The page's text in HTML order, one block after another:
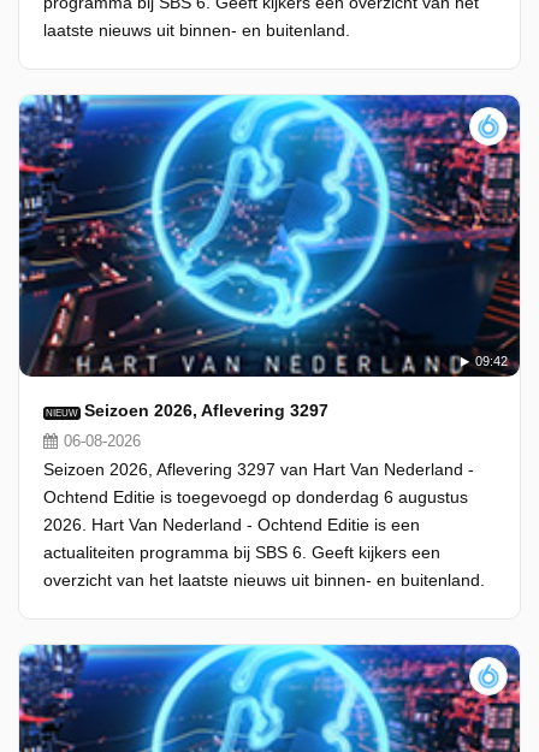
laatste nieuws uit binnen- en buitenland.
09:42
NIEUW Seizoen 2026, Aflevering 3297
06-08-2026
Seizoen 2026, Aflevering 3297 van Hart Van Nederland -
Ochtend Editie is toegevoegd op donderdag 6 augustus
2026. Hart Van Nederland - Ochtend Editie is een
actualiteiten programma bij SBS 6. Geeft kijkers een
overzicht van het laatste nieuws uit binnen- en buitenland.